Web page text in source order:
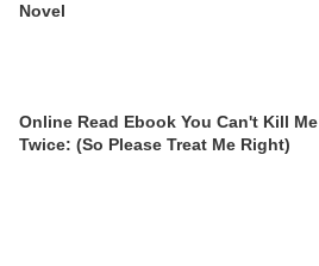
Novel
Online Read Ebook You Can't Kill Me
Twice: (So Please Treat Me Right)